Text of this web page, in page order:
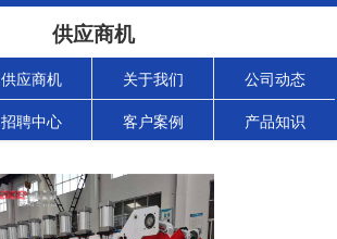
供应商机
供应商机 关于我们 公司动态
招聘中心 客户案例 产品知识